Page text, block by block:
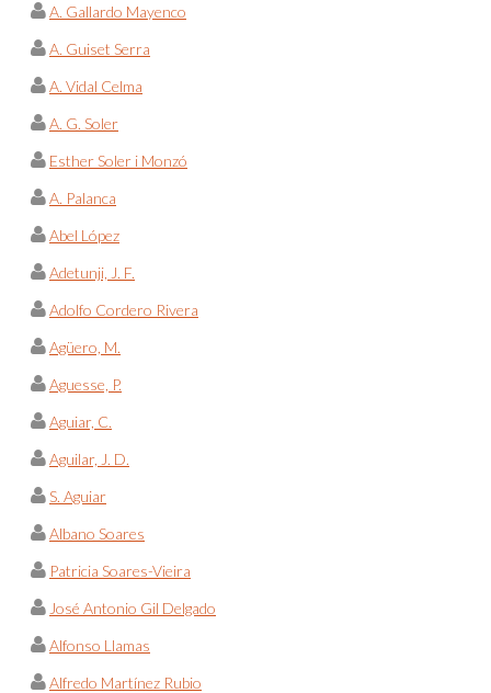
A. Gallardo Mayenco
A. Guiset Serra
A. Vidal Celma
A. G. Soler
Esther Soler i Monzó
A. Palanca
Abel López
Adetunji, J. F.
Adolfo Cordero Rivera
Agüero, M.
Aguesse, P.
Aguiar, C.
Aguilar, J. D.
S. Aguiar
Albano Soares
Patricia Soares-Vieira
José Antonio Gil Delgado
Alfonso Llamas
Alfredo Martínez Rubio